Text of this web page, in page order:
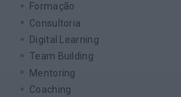
Formação
Consultoria
Digital Learning
Team Building
Mentoring
Coaching